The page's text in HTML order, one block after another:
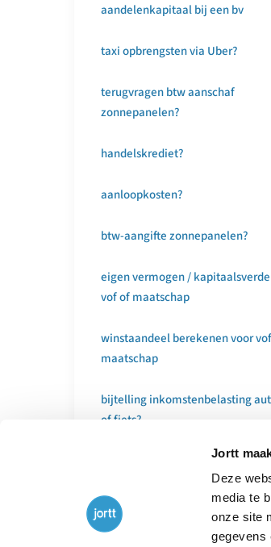
Jortt
Deze
media te
onze site
gegevens
aandelenkapitaal bij een bv
taxi opbrengsten via Uber?
terugvragen btw aanschaf
zonnepanelen?
handelskrediet?
aanloopkosten?
btw-aangifte zonnepanelen?
eigen vermogen /
vof of maatschap
winstaandeel berekenen voor
maatschap
bijtelling inkomstenbelasting
of fiets?
meerdere debet- en
dubbel betaald?
taxi opbrengsten via Bolt?